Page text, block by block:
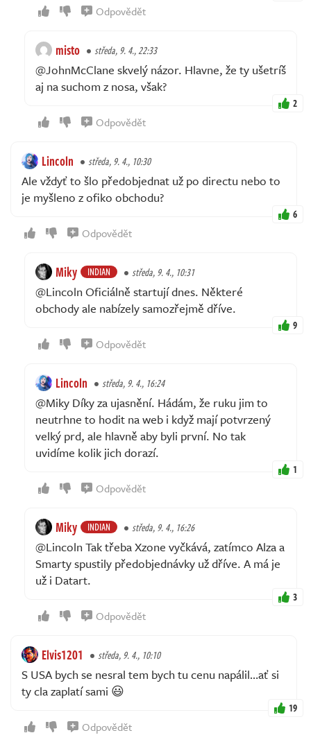
Odpovědět
misto středa, 9. 4., 22:33
@JohnMcClane skvelý názor. Hlavne, že ty ušetríš
aj na suchom z nosa, však?
2
Odpovědět
Lincoln středa, 9. 4., 10:30
Ale vždyť to šlo předobjednat už po directu nebo to
je myšleno z ofiko obchodu?
6
Odpovědět
Miky INDIAN středa, 9. 4., 10:31
@Lincoln Oficiálně startují dnes. Některé
obchody ale nabízely samozřejmě dříve.
9
Odpovědět
Lincoln středa, 9. 4., 16:24
@Miky Díky za ujasnění. Hádám, že ruku jim to
neutrhne to hodit na web i když mají potvrzený
velký prd, ale hlavně aby byli první. No tak
uvidíme kolik jich dorazí.
1
Odpovědět
Miky INDIAN středa, 9. 4., 16:26
@Lincoln Tak třeba Xzone vyčkává, zatímco Alza a
Smarty spustily předobjednávky už dříve. A má je
už i Datart.
3
Odpovědět
Elvis1201 středa, 9. 4., 10:10
S USA bych se nesral tem bych tu cenu napálil…ať si
ty cla zaplatí sami 😃
19
Odpovědět